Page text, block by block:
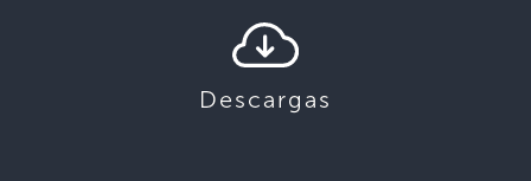
Descargas